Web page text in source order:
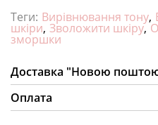
Теги: Вирівнювання тону,
шкіри, Зволожити шкіру,
зморшки
Доставка "Новою
Оплата